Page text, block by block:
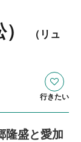
（リュ
行きたい
隆盛と愛加